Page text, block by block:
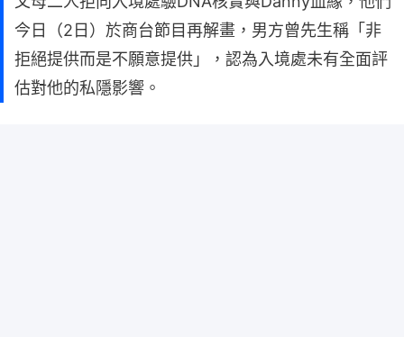
今日（2日）於商台節目再解畫，男方曾先生稱「非
拒絕提供而是不願意提供」，認為入境處未有全面評
估對他的私隱影響。